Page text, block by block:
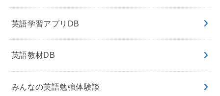
英語学習アプリDB
英語教材DB
みんなの英語勉強体験談